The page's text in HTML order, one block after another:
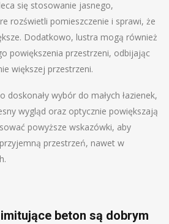
się stosowanie jasnego,
rozświetli pomieszczenie i sprawi, że
Dodatkowo, lustra mogą również
powiększenia przestrzeni, odbijając
większej przestrzeni.
doskonały wybór do małych łazienek,
wygląd oraz optycznie powiększają
powyższe wskazówki, aby
przestrzeń, nawet w
beton są dobrym